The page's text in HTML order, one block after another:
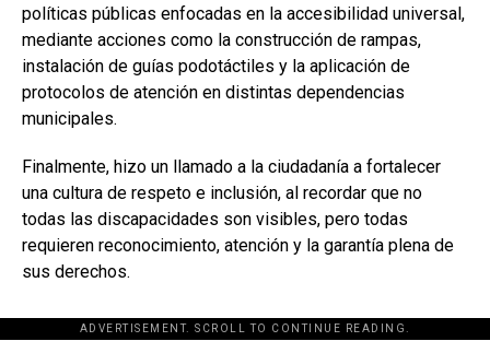
políticas públicas enfocadas en la accesibilidad universal,
mediante acciones como la construcción de rampas,
instalación de guías podotáctiles y la aplicación de
protocolos de atención en distintas dependencias
municipales.
Finalmente, hizo un llamado a la ciudadanía a fortalecer
una cultura de respeto e inclusión, al recordar que no
todas las discapacidades son visibles, pero todas
requieren reconocimiento, atención y la garantía plena de
sus derechos.
ADVERTISEMENT. SCROLL TO CONTINUE READING.
[adsforwp id="243463"]